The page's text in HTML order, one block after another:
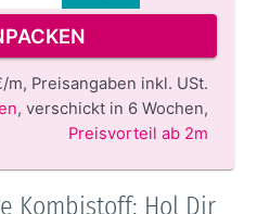
m, Preisangaben inkl. USt.
,verschickt in 6 Wochen,
Preisvorteil ab 2m
Kombistoff: Hol Dir